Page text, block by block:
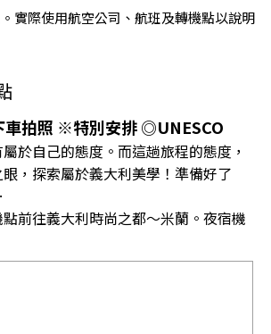
實際使用航空公司、航班及轉機點以說明
拍照 ※特別安排 ◎UNESCO
於自己的態度。而這趟旅程的態度，
，探索屬於義大利美學！準備好了
前往義大利時尚之都～米蘭。夜宿機